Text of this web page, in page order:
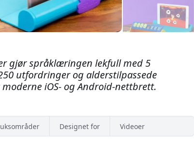
gjør språklæringen lekfull med 5
utfordringer og alderstilpassede
iOS- og Android-nettbrett.
Designet for Videoer